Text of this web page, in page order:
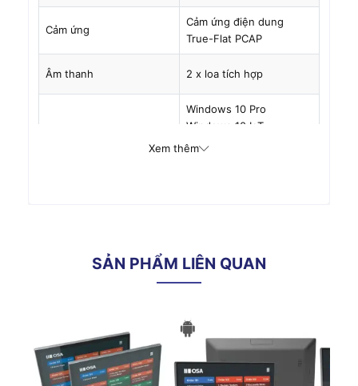
Cảm ứng
Cảm ứng điện dung
True-Flat PCAP
Âm thanh 2 x loa tích hợp
Windows 10 Pro
Windows 10 IoT
Enterprise
mm
361.6 x 264.9 x 213.64
Kích thước đóng gói 488 x 491.5 x 168 mm
Trọng lượng
5.3 kg (net), 6.6 kg
Xem thêm
SẢN PHẨM LIÊN QUAN